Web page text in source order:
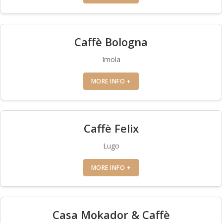
Caffè Bologna
Imola
MORE INFO +
Caffè Felix
Lugo
MORE INFO +
Casa Mokador & Caffè